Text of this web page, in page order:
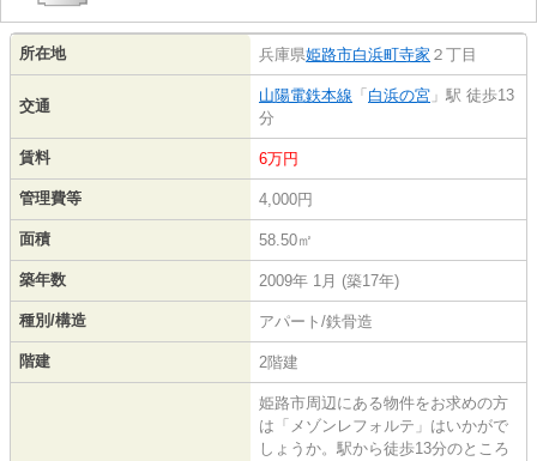
所在地 兵庫県姫路市白浜町寺家 ２丁目
交通
山陽電鉄本線 「 白浜の宮 」駅 徒歩13
分
賃料 6万円
管理費等 4,000円
面積 58.50㎡
築年数 2009年 1月 (築17年)
種別/構造 アパート/鉄骨造
階建 2階建
姫路市周辺にある物件をお求めの方
は「メゾンレフォルテ」はいかがで
しょうか。駅から徒歩13分のところ